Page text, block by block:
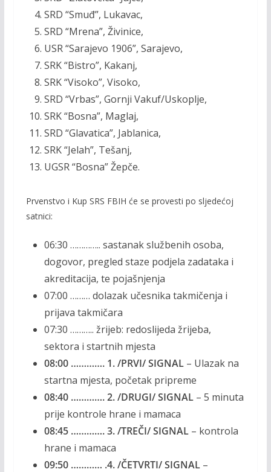
SRD “Smuđ”, Lukavac,
SRD “Mrena”, Živinice,
USR “Sarajevo 1906”, Sarajevo,
SRK “Bistro”, Kakanj,
SRK “Visoko”, Visoko,
SRD “Vrbas”, Gornji Vakuf/Uskoplje,
SRK “Bosna”, Maglaj,
SRD “Glavatica”, Jablanica,
SRK “Jelah”, Tešanj,
UGSR “Bosna” Žepče.
Prvenstvo i Kup SRS FBIH će se provesti po sljedećoj
satnici:
06:30 ………….. sastanak službenih osoba,
dogovor, pregled staze podjela zadataka i
akreditacija, te pojašnjenja
07:00 ……… dolazak učesnika takmičenja i
prijava takmičara
07:30 ……….. žrijeb: redoslijeda žrijeba,
sektora i startnih mjesta
08:00 …………. 1. /PRVI/ SIGNAL– Ulazak na
startna mjesta, početak pripreme
08:40 …………. 2. /DRUGI/ SIGNAL– 5 minuta
prije kontrole hrane i mamaca
08:45 …………. 3. /TREČI/ SIGNAL– kontrola
hrane i mamaca
09:50 ………… .4. /ČETVRTI/ SIGNAL–